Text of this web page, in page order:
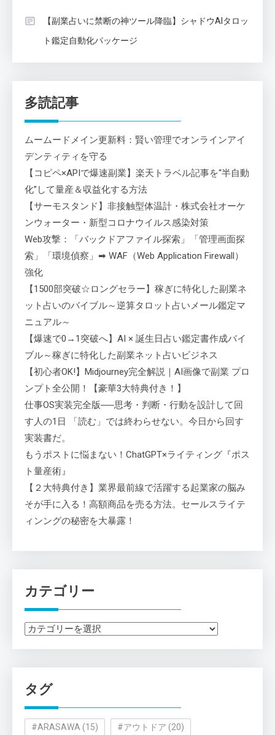
【副業占いに禁断の神ツール降臨】シャドウAIタロッ
ト鑑定自動化パッケージ
多読記事
ムームードメイン更新料：賢い管理でオンラインアイ
デンティティを守る
【コピペ×APIで爆速副業】楽天トラベル記事を“半自動
化”して量産＆収益化する方法
【サーモスタンド】非接触型体温計・株式会社オーケ
ンウォーター・新型コロナウイルス感染対策
Web攻撃：「バックドアファイル探索」「管理画面探
索」「環境偵察」➡ WAF（Web Application Firewall）
強化
【1500部突破☆ロングセラー】稼ぎに特化した副業ネ
ット占いのバイブル～逆算タロット占いメール鑑定マ
ニュアル～
【爆速で0→1突破へ】AI × 誕生日占い鑑定書作成バイ
ブル～稼ぎに特化した副業ネット占いビジネス
【初心者OK!】Midjourney完全解説｜AI画像で副業 プロ
ンプト全公開！【豪華3大特典付き！】
仕事OS実装完全版──思考・判断・行動を設計して回
す人の1日 「読む」では終わらせない。今日から回す
実装書だ。
もうポストに悩まない！ChatGPT×ライティング『ポス
ト量産術』
【２大特典付き】業界最前線で活躍する起業家の脳み
そが手に入る！高額商品を売る方法。セールスライテ
ィンングの秘密を大暴露！
カテゴリー
カ
ー
タグ
#ARASAWA (15) #アウトドア (20)